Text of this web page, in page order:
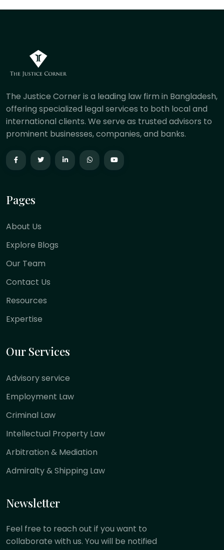
The Justice Corner is a leading law firm in Bangladesh,
offering specialized legal services to both local and
international clients. We serve as trusted advisors to
prominent businesses, companies, and banks.
Pages
About Us
Explore Blogs
Our Team
Contact Us
Resources
Expertise
Our Services
Advisory service
Employment Law
Criminal Law
Intellectual Property Law
Arbitration & Mediation
Admiralty & Shipping Law
Newsletter
Feel free to reach out if you want to
collaborate with us. You will be notified